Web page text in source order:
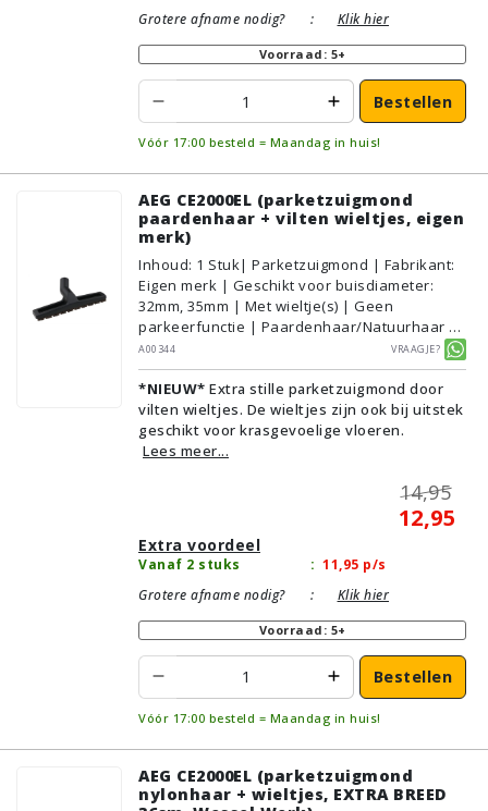
Grotere afname nodig?
: Klik hier
Voorraad: 5+
Bestellen
Vóór 17:00 besteld = Maandag in huis!
AEG CE2000EL (parketzuigmond
paardenhaar + vilten wieltjes, eigen
merk)
Inhoud: 1 Stuk| Parketzuigmond | Fabrikant:
Eigen merk | Geschikt voor buisdiameter:
32mm, 35mm | Met wieltje(s) | Geen
parkeerfunctie | Paardenhaar/Natuurhaar |
Voor droog gebruik | Breedte: 30cm | Zonder
verlichting | Zonder kliksysteem | Zwart |
Alternatief | Geschikt voor vloertype:
Plavuizen/Tegels, Parket/Laminaat, PVC/Vinyl
A00344 Vraagje?
*NIEUW* Extra stille parketzuigmond door
vilten wieltjes. De wieltjes zijn ook bij uitstek
geschikt voor krasgevoelige vloeren.
Lees meer...
14,95
12,95
Extra voordeel
Vanaf 2 stuks : 11,95 p/s
Grotere afname nodig?
: Klik hier
Voorraad: 5+
Bestellen
Vóór 17:00 besteld = Maandag in huis!
AEG CE2000EL (parketzuigmond
nylonhaar + wieltjes, EXTRA BREED